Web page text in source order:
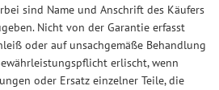
sind Name und Anschrift des Käufers
Nicht von der Garantie erfasst
oder auf unsachgemäße Behandlung
erlischt, wenn
oder Ersatz einzelner Teile, die